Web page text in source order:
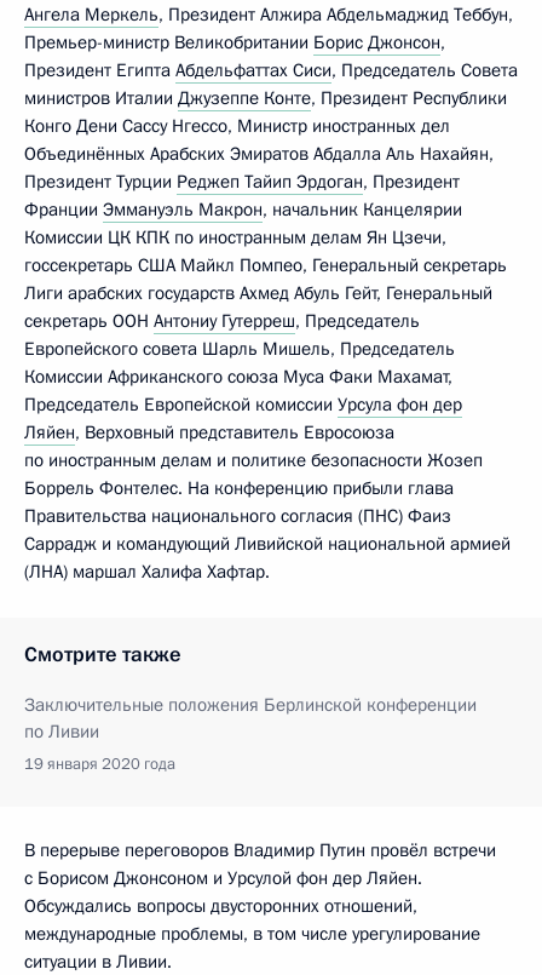
Ангела Меркель, Президент Алжира Абдельмаджид Теббун,
Премьер-министр Великобритании Борис Джонсон,
Президент Египта Абдельфаттах Сиси, Председатель Совета
министров Италии Джузеппе Конте, Президент Республики
Конго Дени Сассу Нгессо, Министр иностранных дел
Объединённых Арабских Эмиратов Абдалла Аль Нахайян,
Президент Турции Реджеп Тайип Эрдоган, Президент
Франции Эммануэль Макрон, начальник Канцелярии
Комиссии ЦК КПК по иностранным делам Ян Цзечи,
госсекретарь США Майкл Помпео, Генеральный секретарь
Лиги арабских государств Ахмед Абуль Гейт, Генеральный
секретарь ООН Антониу Гутерреш, Председатель
Европейского совета Шарль Мишель, Председатель
Комиссии Африканского союза Муса Факи Махамат,
Председатель Европейской комиссии Урсула фон дер
Ляйен, Верховный представитель Евросоюза
по иностранным делам и политике безопасности Жозеп
Боррель Фонтелес. На конференцию прибыли глава
Правительства национального согласия (ПНС) Фаиз
Саррадж и командующий Ливийской национальной армией
(ЛНА) маршал Халифа Хафтар.
Смотрите также
Заключительные положения Берлинской конференции
по Ливии
19 января 2020 года
В перерыве переговоров Владимир Путин провёл встречи
с Борисом Джонсоном и Урсулой фон дер Ляйен.
Обсуждались вопросы двусторонних отношений,
международные проблемы, в том числе урегулирование
ситуации в Ливии.